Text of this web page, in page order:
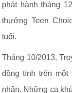
phát hành tháng
thưởng Teen
tuổi.
Tháng 10/2013,
đồng tính trên một
nhân. Những ca